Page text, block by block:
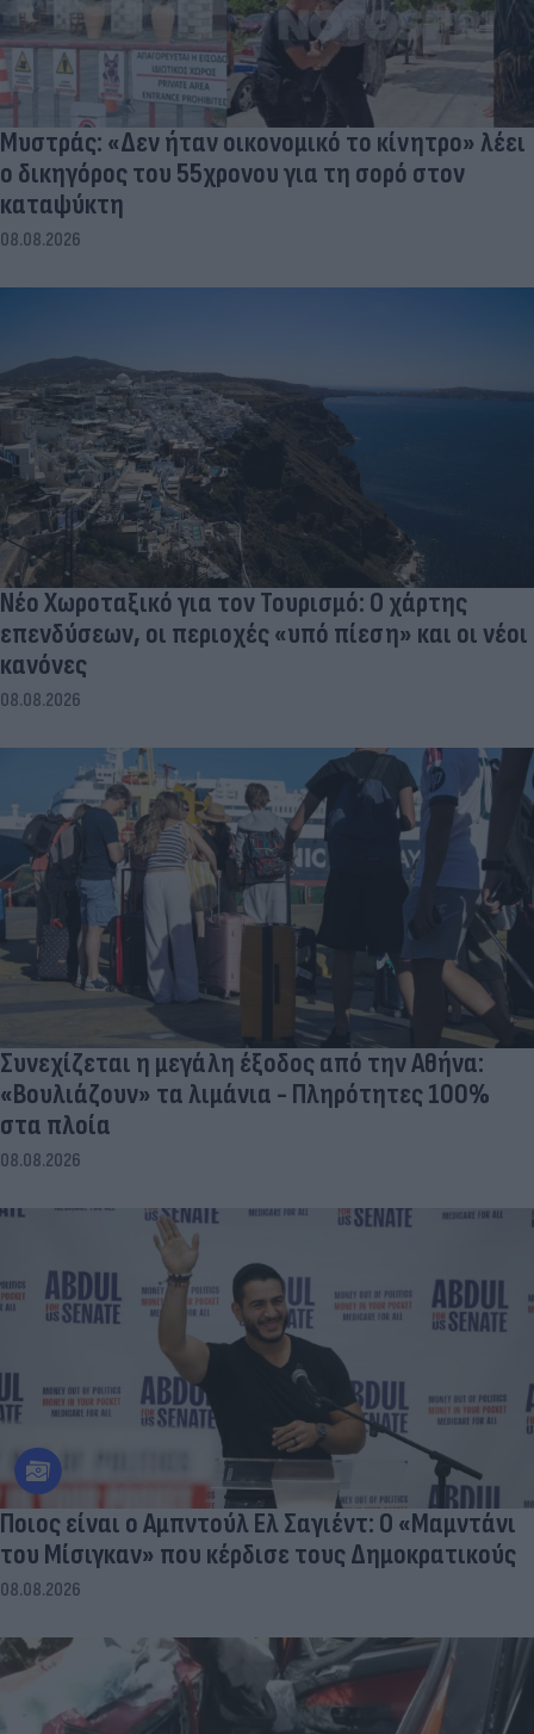
Μυστράς: «Δεν ήταν οικονομικό το κίνητρο» λέει
ο δικηγόρος του 55χρονου για τη σορό στον
καταψύκτη
08.08.2026
Νέο Χωροταξικό για τον Τουρισμό: Ο χάρτης
επενδύσεων, οι περιοχές «υπό πίεση» και οι νέοι
κανόνες
08.08.2026
Συνεχίζεται η μεγάλη έξοδος από την Αθήνα:
«Βουλιάζουν» τα λιμάνια - Πληρότητες 100%
στα πλοία
08.08.2026
Ποιος είναι ο Αμπντούλ Ελ Σαγιέντ: Ο «Μαμντάνι
του Μίσιγκαν» που κέρδισε τους Δημοκρατικούς
08.08.2026